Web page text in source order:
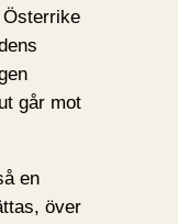
går mot
en
över